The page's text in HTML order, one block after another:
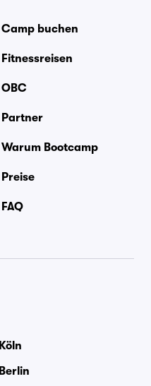
Camp buchen
Fitnessreisen
OBC
Partner
Warum Bootcamp
Preise
FAQ
Köln
Berlin